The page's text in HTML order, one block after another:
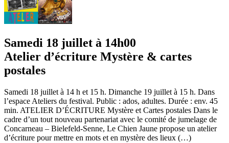
Samedi 18 juillet à 14h00
Atelier d’écriture Mystère & cartes
postales
Samedi 18 juillet à 14 h et 15 h. Dimanche 19 juillet à 15 h. Dans
l’espace Ateliers du festival. Public : ados, adultes. Durée : env. 45
min. ATELIER D’ÉCRITURE Mystère et Cartes postales Dans le
cadre d’un tout nouveau partenariat avec le comité de jumelage de
Concarneau – Bielefeld-Senne, Le Chien Jaune propose un atelier
d’écriture pour mettre en mots et en mystère des lieux (…)